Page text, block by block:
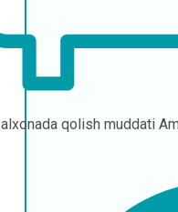
qolish muddati